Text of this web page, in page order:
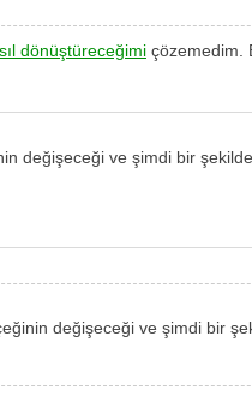
dönüştüreceğimi çözemedim.
değişeceği ve şimdi bir
değişeceği ve şimdi bir